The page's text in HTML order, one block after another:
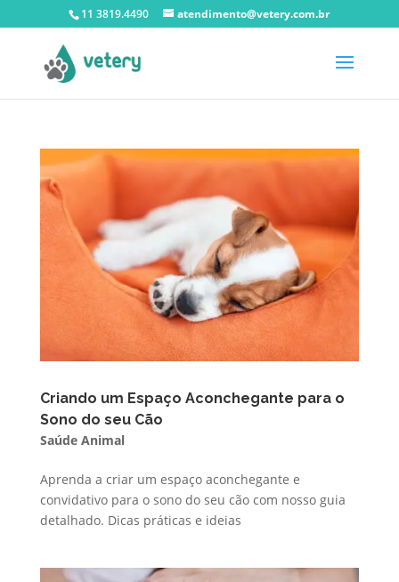
11 3819.4490 atendimento@vetery.com.br
Criando um Espaço Aconchegante para o
Sono do seu Cão
Saúde Animal
Aprenda a criar um espaço aconchegante e
convidativo para o sono do seu cão com nosso guia
detalhado. Dicas práticas e ideias